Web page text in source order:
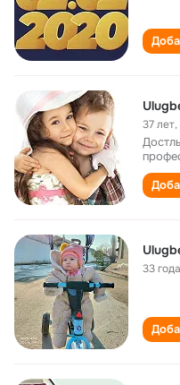
37 лет,
33 года